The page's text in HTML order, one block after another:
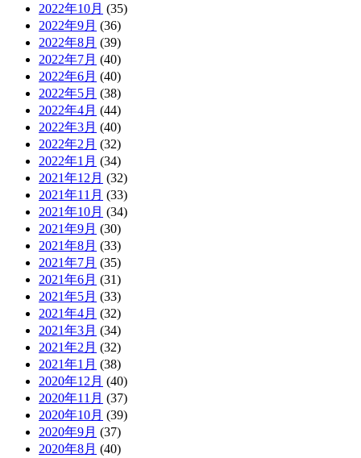
2022年10月 (35)
2022年9月 (36)
2022年8月 (39)
2022年7月 (40)
2022年6月 (40)
2022年5月 (38)
2022年4月 (44)
2022年3月 (40)
2022年2月 (32)
2022年1月 (34)
2021年12月 (32)
2021年11月 (33)
2021年10月 (34)
2021年9月 (30)
2021年8月 (33)
2021年7月 (35)
2021年6月 (31)
2021年5月 (33)
2021年4月 (32)
2021年3月 (34)
2021年2月 (32)
2021年1月 (38)
2020年12月 (40)
2020年11月 (37)
2020年10月 (39)
2020年9月 (37)
2020年8月 (40)